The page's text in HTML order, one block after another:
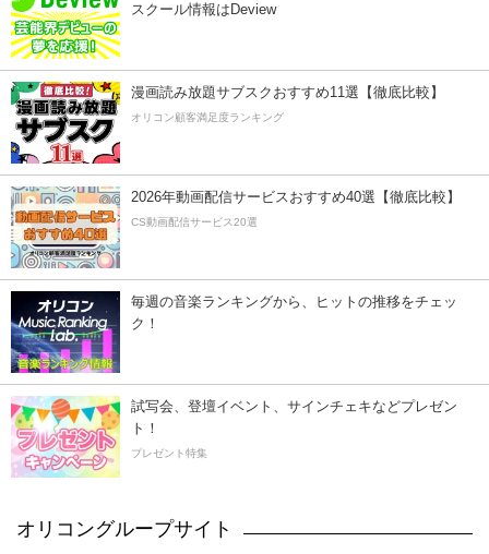
スクール情報はDeview
漫画読み放題サブスクおすすめ11選【徹底比較】
オリコン顧客満足度ランキング
2026年動画配信サービスおすすめ40選【徹底比較】
CS動画配信サービス20選
毎週の音楽ランキングから、ヒットの推移をチェッ
ク！
試写会、登壇イベント、サインチェキなどプレゼン
ト！
プレゼント特集
オリコングループサイト